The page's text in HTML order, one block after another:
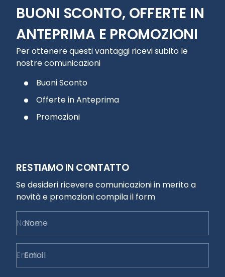
BUONI SCONTO, OFFERTE IN
ANTEPRIMA E PROMOZIONI
Per ottenere questi vantaggi ricevi subito le
nostre comunicazioni
Buoni Sconto
Offerte in Anteprima
Promozioni
RESTIAMO IN CONTATTO
Se desideri ricevere comunicazioni in merito a
novità e promozioni compila il form
Nome
Email